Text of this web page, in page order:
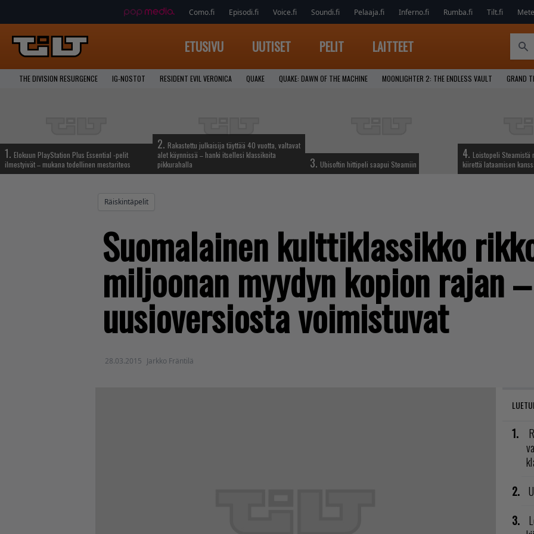
Como.fi Episodi.fi Voice.fi Soundi.fi Pelaaja.fi Inferno.fi Rumba.fi Tilt.fi
ETUSIVU UUTISET PELIT LAITTEET
THE DIVISION RESURGENCE IG-NOSTOT RESIDENT EVIL VERONICA QUAKE QUAKE: DAWN OF THE MACHINE MOONLIGHTER 2: THE ENDLESS VAULT GRAND
1. Elokuun PlayStation Plus Essential -pelit
ilmestyivät – mukana todellinen mestariteos
2. Rakastettu julkaisija täyttää 40 vuotta, valtavat
alet käynnissä – hanki itsellesi klassikoita
pikkurahalla
3. Ubisoftin hittipeli saapui Steamiin
4. Loistopeli Steamistä
kiirettä lataamisen
Räiskintäpelit
Suomalainen kulttiklassikko
miljoonan myydyn kopion rajan
uusioversiosta voimistuvat
28.03.2015 Jarkko Fräntilä